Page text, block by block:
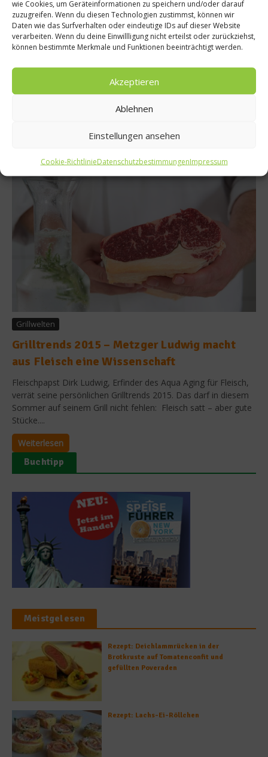
wie Cookies, um Geräteinformationen zu speichern und/oder darauf
zuzugreifen. Wenn du diesen Technologien zustimmst, können wir
Daten wie das Surfverhalten oder eindeutige IDs auf dieser Website
verarbeiten. Wenn du deine Einwillligung nicht erteilst oder zurückziehst,
können bestimmte Merkmale und Funktionen beeinträchtigt werden.
Akzeptieren
Ablehnen
Einstellungen ansehen
Cookie-RichtlinieDatenschutzbestimmungenImpressum
Grillwelten
Der hessische Metzgermeister Dirk Ludwig denkt sich immer
neue Reifmethoden für Fleisch aus. Nachdem wir über sein
Aqua Aging mit Hilfe von kohlensäurehaltigem Wasser bereits
Asche Aged Beef für den Grill....
Grillwelten
Grilltrends 2015 – Metzger Ludwig macht
aus Fleisch eine Wissenschaft
Fleischpapst Dirk Ludwig, Erfinder des Aqua Aging für Fleisch,
verrät seine persönlichen Grilltrends 2015. Das darf in diesem
Sommer auf seinem Grill nicht fehlen: Fleisch satt – aber gute
Stücke....
Weiterlesen
Buchtipp
Meistgelesen
Rezept: Deichlammrücken in der
Brotkruste auf Tomatenconfit und
gefüllten Poveraden
Rezept: Lachs-Ei-Röllchen